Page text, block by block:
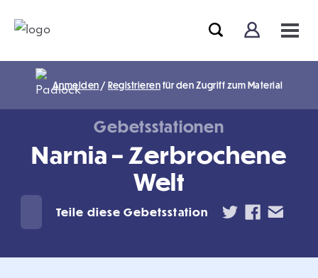
Anmelden /Registrierenfür den Zugriff zum Material
Gebetsstationen
Narnia – Zerbrochene
Welt
Teile diese Gebetsstation